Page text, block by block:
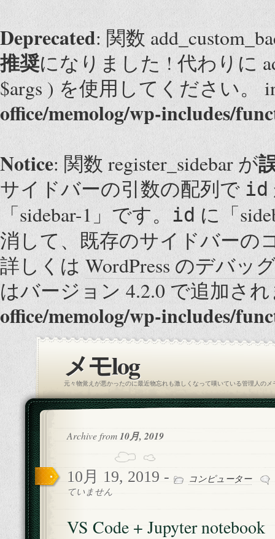
Deprecated: 関数
推奨になりました ! 代わりに
$args ) を使用してください。
office/memolog/wp-includes/
Notice: 関数 register_sidebar が
サイドバーの引数の配列で id
「sidebar-1」です。
id に「
消して、既存のサイドバーの
詳しくは WordPress のデバッ
はバージョン 4.2.0 で追加さ
office/memolog/wp-includes/
メモlog
元々物覚えが悪かったのに最近物忘れも激しくなって嘆いている管理人のメ
Archive from10月, 2019
10月 19, 2019 - コンピューター
ていません
VS Code + Jupyter notebook